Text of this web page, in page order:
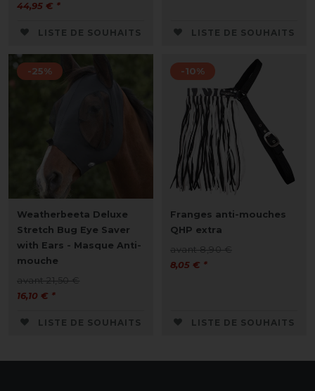
44,95 € *
LISTE DE SOUHAITS LISTE DE SOUHAITS
-25%
Weatherbeeta Deluxe
Stretch Bug Eye Saver
with Ears - Masque Anti-
mouche
avant 21,50 €
16,10 € *
LISTE DE SOUHAITS
-10%
Franges anti-mouches
QHP extra
avant 8,90 €
8,05 € *
LISTE DE SOUHAITS